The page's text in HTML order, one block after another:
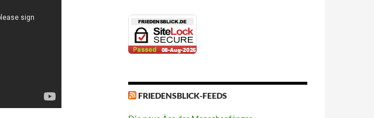
FRIEDENSBLICK-FEEDS